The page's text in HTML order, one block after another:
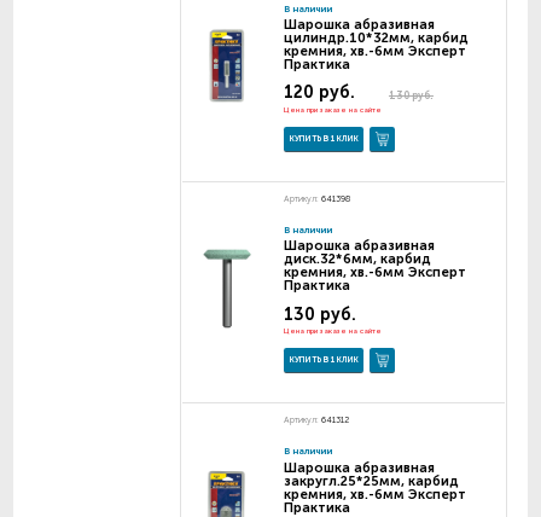
В наличии
Шарошка абразивная
цилиндр.10*32мм, карбид
кремния, хв.-6мм Эксперт
Практика
130 руб.
120 руб.
Цена при заказе на сайте
КУПИТЬ В 1 КЛИК
Артикул: 641398
В наличии
Шарошка абразивная
диск.32*6мм, карбид
кремния, хв.-6мм Эксперт
Практика
130 руб.
Цена при заказе на сайте
КУПИТЬ В 1 КЛИК
Артикул: 641312
В наличии
Шарошка абразивная
закругл.25*25мм, карбид
кремния, хв.-6мм Эксперт
Практика